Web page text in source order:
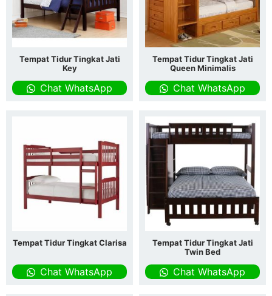
Tempat Tidur Tingkat Jati
Key
Chat WhatsApp
Tempat Tidur Tingkat Jati
Queen Minimalis
Chat WhatsApp
Tempat Tidur Tingkat Clarisa
Chat WhatsApp
Tempat Tidur Tingkat Jati
Twin Bed
Chat WhatsApp